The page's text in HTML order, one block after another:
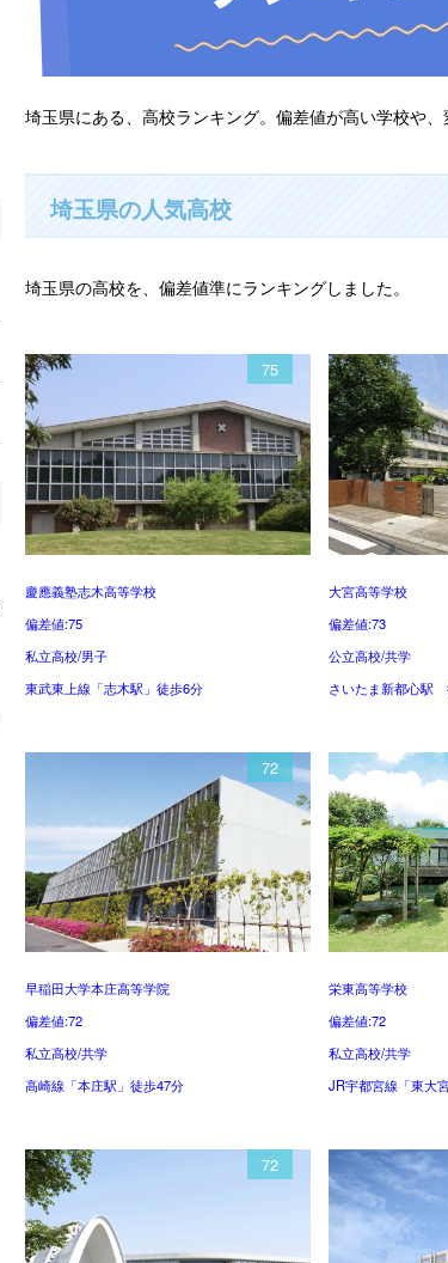
埼玉県にある、高校ランキング。偏差値が高い学校や
埼玉県の人気高校
埼玉県の高校を、偏差値準にランキングしました。
75
慶應義塾志木高等学校
偏差値:75
私立高校/男子
東武東上線「志木駅」徒歩6分
大宮高等学校
偏差値:73
公立高校/共学
さいたま新都心駅
72
早稲田大学本庄高等学院
偏差値:72
私立高校/共学
高崎線「本庄駅」徒歩47分
栄東高等学校
偏差値:72
私立高校/共学
JR宇都宮線「東大
72